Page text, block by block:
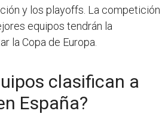
y los playoffs. La competición
equipos tendrán la
la Copa de Europa.
clasifican a
España?